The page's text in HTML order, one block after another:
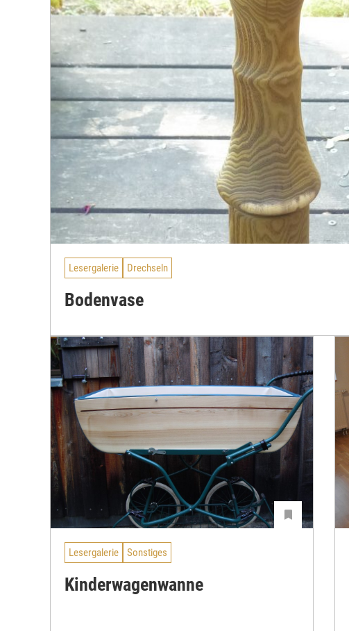
Lesergalerie Drechseln
Bodenvase
Lesergalerie Sonstiges
Kinderwagenwanne